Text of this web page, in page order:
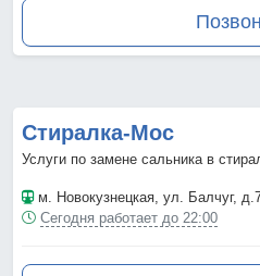
Стиралка-Мос
Услуги по замене сальника в
м. Новокузнецкая, ул. Балчуг,
Сегодня работает до 22:00